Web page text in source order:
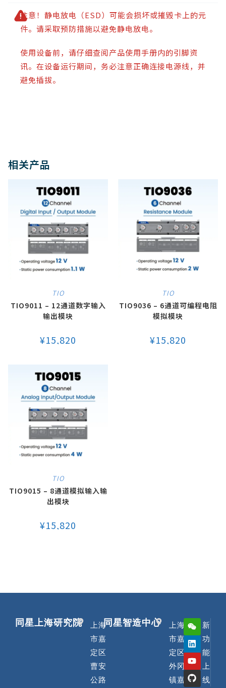
注意！静电放电（ESD）可能会损坏或摧毁卡上的元
件。请采取预防措施以避免静电放电。
使用设备前，请仔细查阅产品使用手册内的引脚资
讯。在设备运行期间，务必注意正确连接电源线，并
避免插拔。
相关产品
TIO
TIO9011 – 12通道数字输入
输出模块
¥15,820
TIO
TIO9036 – 6通道可编程电阻
模拟模块
¥15,820
TIO
TIO9015 – 8通道模拟输入输
出模块
¥15,820
同星上海研究院
上海
市嘉
定区
曹安
公路
同星智造中心
上海
市嘉
定区
外冈
镇嘉
新
功
能
上
线